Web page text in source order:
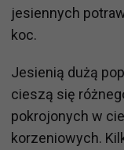
jesiennych
koc.
Jesienią dużą
cieszą się
pokrojonych w
korzeniowych.